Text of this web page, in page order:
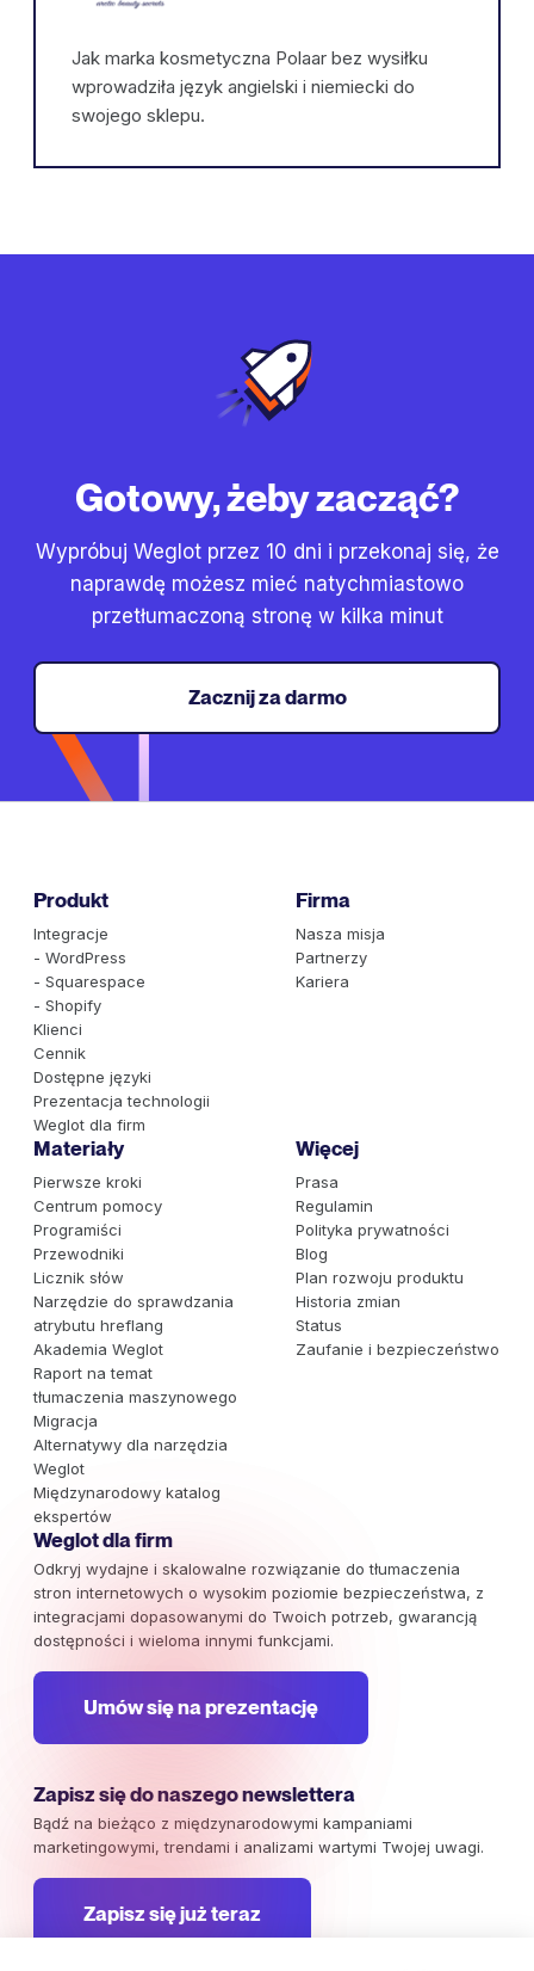
Jak marka kosmetyczna Polaar bez wysiłku
wprowadziła język angielski i niemiecki do
swojego sklepu.
Gotowy, żeby zacząć?
Wypróbuj Weglot przez 10 dni i przekonaj się, że
naprawdę możesz mieć natychmiastowo
przetłumaczoną stronę w kilka minut
Zacznij za darmo
Produkt
Integracje
- WordPress
- Squarespace
- Shopify
Klienci
Cennik
Dostępne języki
Prezentacja technologii
Weglot dla firm
Firma
Nasza misja
Partnerzy
Kariera
Materiały
Pierwsze kroki
Centrum pomocy
Programiści
Przewodniki
Licznik słów
Narzędzie do sprawdzania
atrybutu hreflang
Akademia Weglot
Raport na temat
tłumaczenia maszynowego
Migracja
Alternatywy dla narzędzia
Weglot
Międzynarodowy katalog
ekspertów
Więcej
Prasa
Regulamin
Polityka prywatności
Blog
Plan rozwoju produktu
Historia zmian
Status
Zaufanie i bezpieczeństwo
Weglot dla firm
Odkryj wydajne i skalowalne rozwiązanie do tłumaczenia
stron internetowych o wysokim poziomie bezpieczeństwa, z
integracjami dopasowanymi do Twoich potrzeb, gwarancją
dostępności i wieloma innymi funkcjami.
Umów się na prezentację
Zapisz się do naszego newslettera
Bądź na bieżąco z międzynarodowymi kampaniami
marketingowymi, trendami i analizami wartymi Twojej uwagi.
Zapisz się już teraz